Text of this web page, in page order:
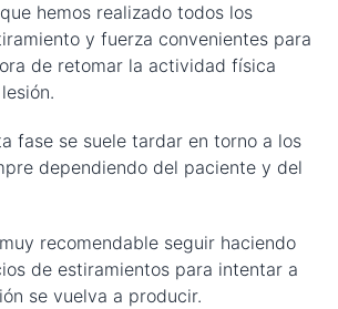
hemos realizado todos los
y fuerza convenientes para
de retomar la actividad física
fase se suele tardar en torno a los
dependiendo del paciente y del
recomendable seguir haciendo
de estiramientos para intentar a
se vuelva a producir.